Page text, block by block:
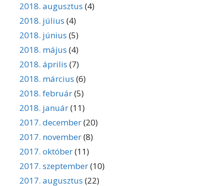
2018. augusztus (4)
2018. július (4)
2018. június (5)
2018. május (4)
2018. április (7)
2018. március (6)
2018. február(5)
2018. január(11)
2017. december(20)
2017. november(8)
2017. október(11)
2017. szeptember(10)
2017. augusztus (22)